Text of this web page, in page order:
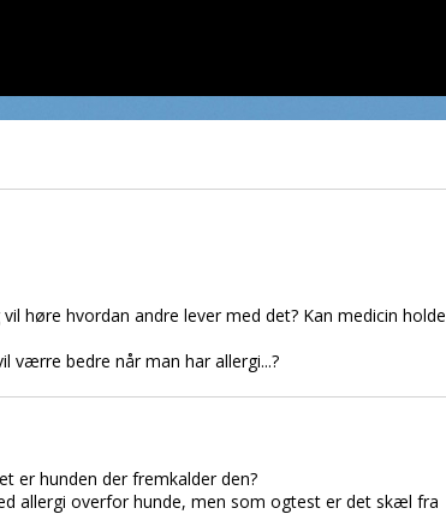
høre hvordan andre lever med det? Kan medicin holde
værre bedre når man har allergi...?
er hunden der fremkalder den?
allergi overfor hunde, men som ogtest er det skæl fra